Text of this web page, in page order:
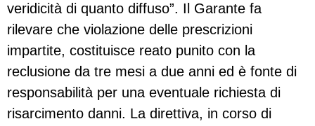
veridicità di quanto diffuso”. Il Garante fa
rilevare che violazione delle prescrizioni
impartite, costituisce reato punito con la
reclusione da tre mesi a due anni ed è fonte di
responsabilità per una eventuale richiesta di
risarcimento danni. La direttiva, in corso di